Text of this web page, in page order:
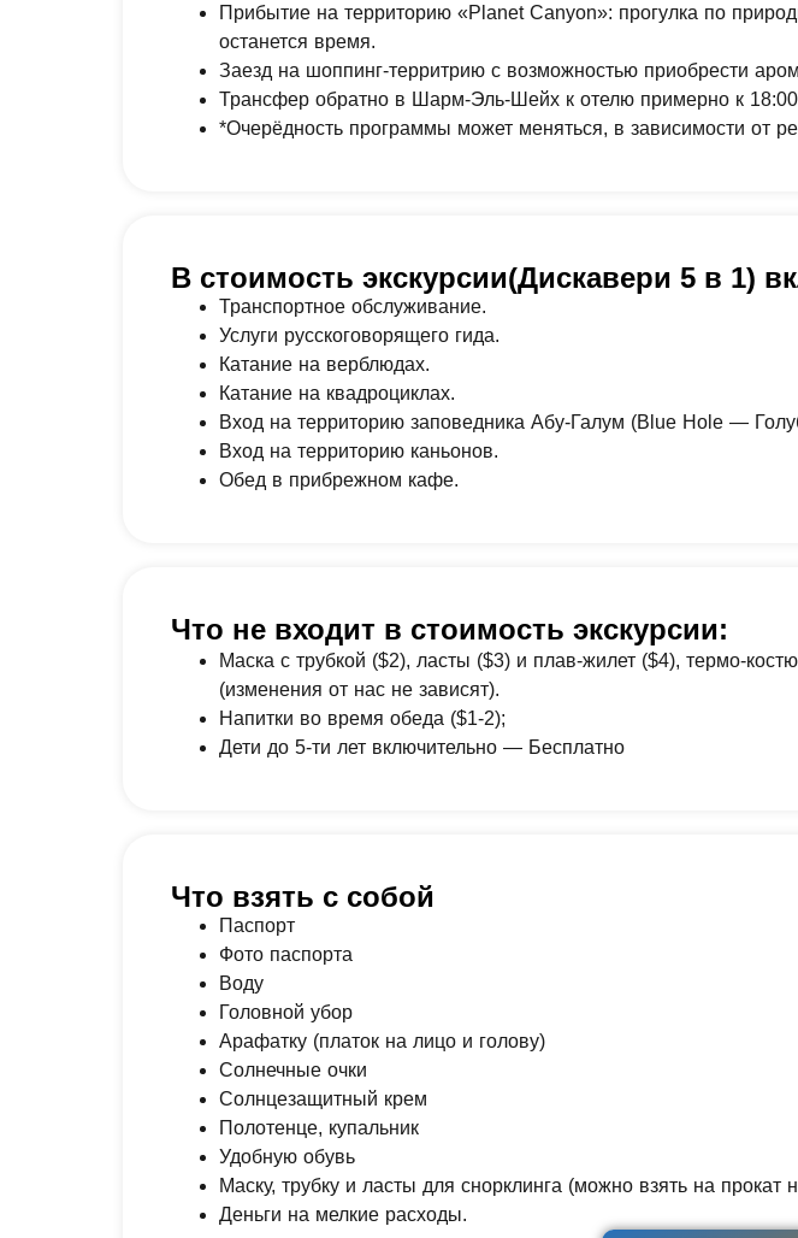
Прибытие на территорию «Planet Canyon»: прогулка по
останется время.
Заезд на шоппинг-территрию с возможностью приобрести
Трансфер обратно в Шарм-Эль-Шейх к отелю примерно к
*Очерёдность программы может меняться, в зависимости от
В стоимость экскурсии(Дискавери 5 в 1)
Транспортное обслуживание.
Услуги русскоговорящего гида.
Катание на верблюдах.
Катание на квадроциклах.
Вход на территорию заповедника Абу-Галум (Blue Hole —
Вход на территорию каньонов.
Обед в прибрежном кафе.
Что не входит в стоимость экскурсии:
Маска с трубкой ($2), ласты ($3) и плав-жилет ($4), термо-
(изменения от нас не зависят).
Напитки во время обеда ($1-2);
Дети до 5-ти лет включительно — Бесплатно
Что взять с собой
Паспорт
Фото паспорта
Воду
Головной убор
Арафатку (платок на лицо и голову)
Солнечные очки
Солнцезащитный крем
Полотенце, купальник
Удобную обувь
Маску, трубку и ласты для снорклинга (можно взять на прокат
Деньги на мелкие расходы.